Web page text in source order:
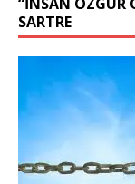
SARTRE